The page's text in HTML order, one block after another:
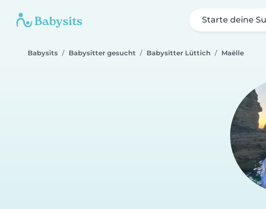
Starte deine
Babysits Babysitter gesucht Babysitter Lüttich Maëlle